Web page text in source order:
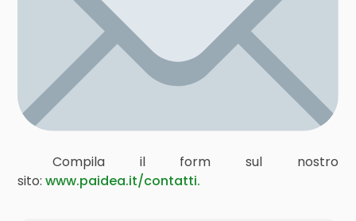
Compila il form sul nostro
sito:www.paidea.it/contatti.